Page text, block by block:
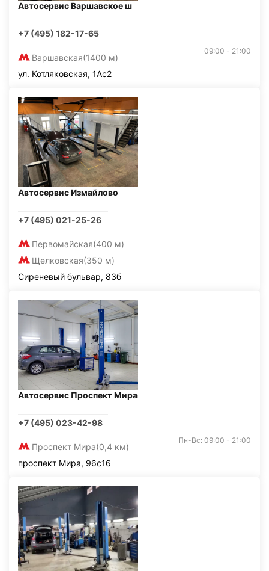
Автосервис Варшавское ш
+7 (495) 182-17-65
Варшавская(1400 м)
09:00 - 21:00
ул. Котляковская, 1Ас2
Автосервис Измайлово
+7 (495) 021-25-26
Первомайская(400 м)
Щелковская(350 м)
Сиреневый бульвар, 83б
Автосервис Проспект Мира
+7 (495) 023-42-98
Проспект Мира(0,4 км)
Пн-Вс: 09:00 - 21:00
проспект Мира, 96с16